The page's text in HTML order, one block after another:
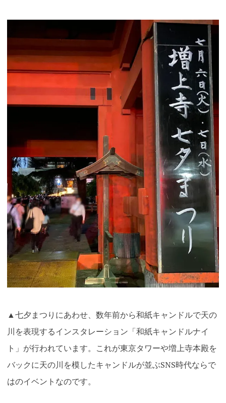
▲七夕まつりにあわせ、 数年前から和紙キャンドルで天の
川を表現するインスタレーション「和紙キャンドルナイ
ト」が行われています。これが東京タワーや増上寺本殿を
バックに天の川を模したキャンドルが並ぶSNS時代ならで
はのイベントなのです。